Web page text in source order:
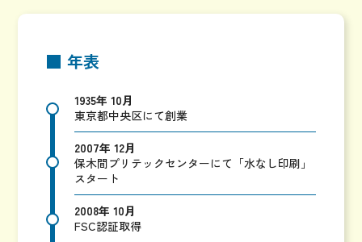
■ 年表
1935年 10月
東京都中央区にて創業
2007年 12月
保木間プリテックセンターにて「水なし印刷」
スタート
2008年 10月
FSC認証取得